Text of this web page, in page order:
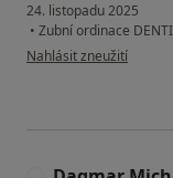
24. listopadu 2025
• Zubní ordinace
podle názoru uživatele
Nahlásit zneužití